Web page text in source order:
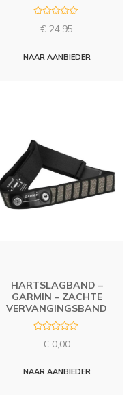
d
€ 24,95
NAAR AANBIEDER
HARTSLAGBAND –
GARMIN – ZACHTE
VERVANGINGSBAND
d
€ 0,00
NAAR AANBIEDER